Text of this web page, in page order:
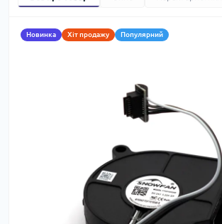
Новинка Хіт продажу Популярний